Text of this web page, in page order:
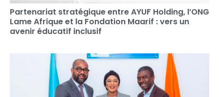
Partenariat stratégique entre AYUF Holding, l’ONG
Lame Afrique et la Fondation Maarif : vers un
avenir éducatif inclusif